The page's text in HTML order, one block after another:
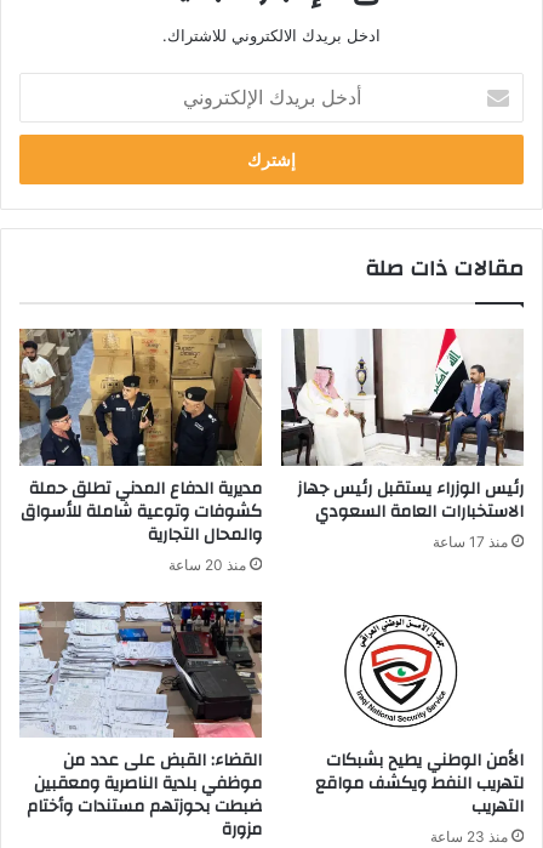
ادخل بريدك الالكتروني للاشتراك.
خ
ب
ر
د
ا
ل
ر
و
ن
ي
مقالات ذات صلة
رئيس الوزراء يستقبل رئيس جهاز
الاستخبارات العامة السعودي
منذ 17 ساعة
مديرية الدفاع المدني تطلق حملة
كشوفات وتوعية شاملة للأسواق
والمحال التجارية
منذ 20 ساعة
الأمن الوطني يطيح بشبكات
لتهريب النفط ويكشف مواقع
التهريب
منذ 23 ساعة
القضاء: القبض على عدد من
موظفي بلدية الناصرية ومعقبين
ضبطت بحوزتهم مستندات وأختام
مزورة